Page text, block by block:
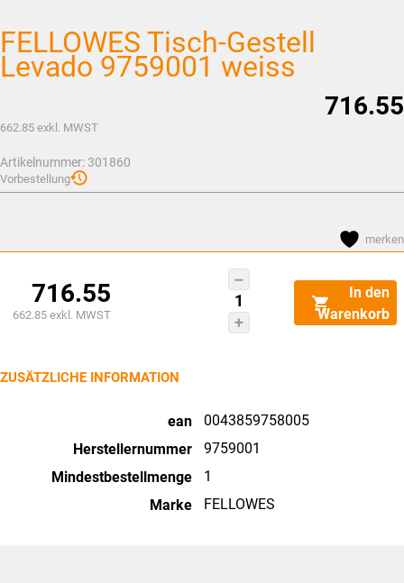
FELLOWES Tisch-Gestell
Levado 9759001 weiss
716.55
662.85 exkl. MWST
Artikelnummer: 301860
Vorbestellung
merken
716.55
662.85 exkl. MWST
FELLOWES
Tisch-
Gestell
Menge
In den
Warenkorb
ZUSÄTZLICHE INFORMATION
ean
0043859758005
Herstellernummer
9759001
Mindestbestellmenge
1
Marke
FELLOWES